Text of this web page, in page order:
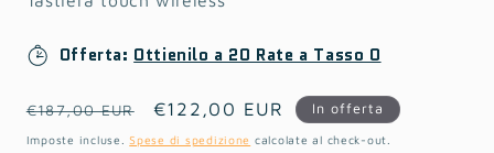
Offerta: Ottienilo a 20 Rate a Tasso 0
Prezzo
di
€187,00 EUR
Prezzo
scontato
€122,00 EUR In offerta
Imposte incluse.Spese di spedizione calcolate al check-out.